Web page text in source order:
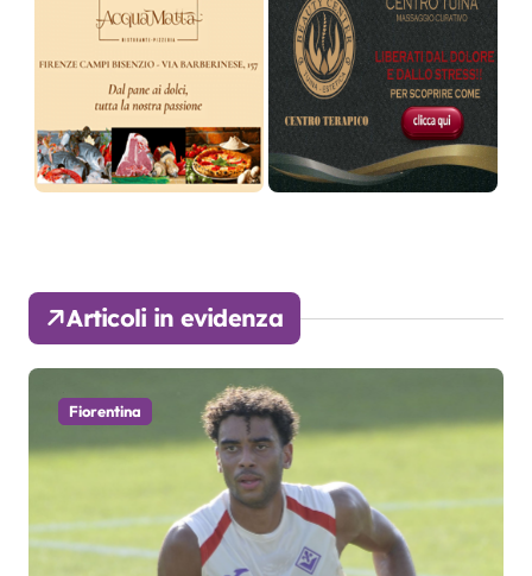
Articoli in evidenza
Fiorentina